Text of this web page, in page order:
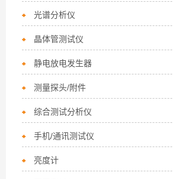
光谱分析仪
晶体管测试仪
静电放电发生器
测量探头/附件
综合测试分析仪
手机/通讯测试仪
亮度计